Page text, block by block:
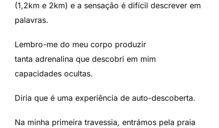
(1,2km e 2km) e a sensação é difícil descrever em
palavras.
Lembro-me do meu corpo produzir
tanta adrenalina que descobri em mim
capacidades ocultas.
Diria que é uma experiência de auto-descoberta.
Na minha primeira travessia, entrámos pela praia